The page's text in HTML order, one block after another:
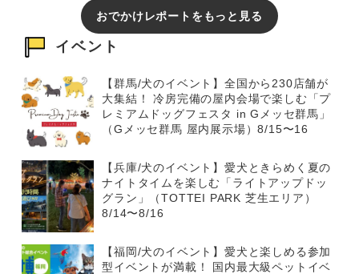
おでかけレポートをもっと見る
イベント
【群馬/犬のイベント】全国から230店舗が
大集結！ 冷房完備の屋内会場で楽しむ「プ
レミアムドッグフェスタ in Gメッセ群馬」
（Gメッセ群馬 屋内展示場）8/15〜16
【兵庫/犬のイベント】愛犬ときらめく夏の
ナイトタイムを楽しむ「ライトアップドッ
グラン」（TOTTEI PARK 芝生エリア）
8/14〜8/16
【福岡/犬のイベント】愛犬と楽しめる参加
型イベントが満載！ 国内最大級ペットイベ